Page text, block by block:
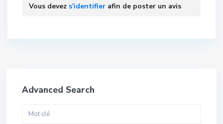
Vous devez s'identifier afin de poster un avis
Advanced Search